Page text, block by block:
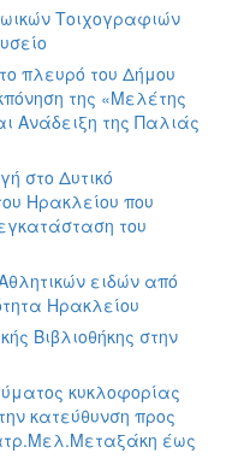
Τοιχογραφιών
πλευρό του Δήμου
της «Μελέτης
Ανάδειξη της Παλιάς
στο Δυτικό
Ηρακλείου που
του
ειδών από
Ηρακλείου
Βιβλιοθήκης στην
κυκλοφορίας
κατεύθυνση προς
έως